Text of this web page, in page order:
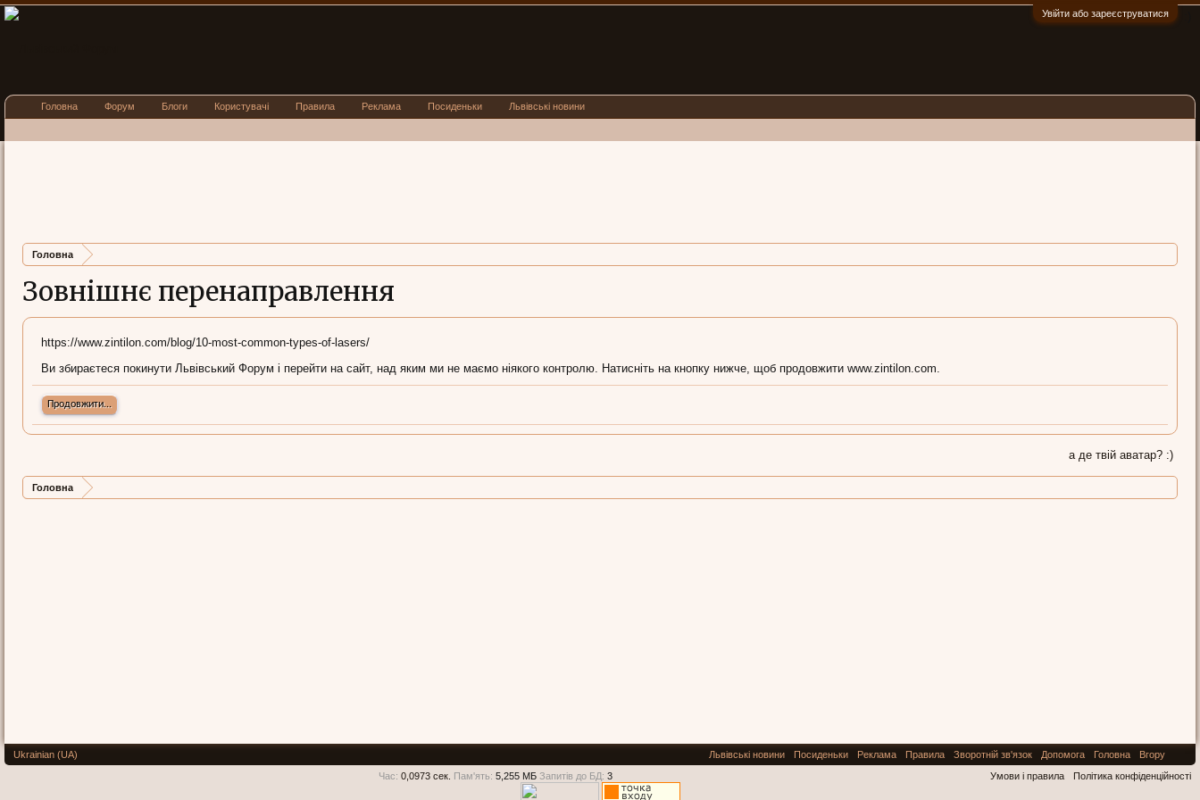
Увійти або зареєструватися
Головна
Зовнішнє перенаправлення
https://www.zintilon.com/blog/10-most-common-types-of-lasers/
Ви збираєтеся покинути Львівський Форум і перейти на сайт, над яким ми не маємо ніякого контролю. Натисніть на кнопку нижче, щоб продовжити www.zintilon.com.
Продовжити...
а де твій аватар? :)
Головна
Головна Форум Блоги Користувачі Правила Реклама Посиденьки Львівські новини
Ukrainian (UA) Львівські новини Посиденьки Реклама Правила Зворотній зв'язок Допомога Головна
Вгору
Умови і правила
Політика конфіденційності
Час: 0,0973 сек. Пам'ять: 5,255 МБ Запитів до БД: 3